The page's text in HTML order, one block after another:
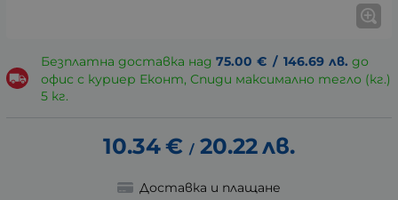
Безплатна доставка над 75.00 € / 146.69 лв. до
офис с куриер Еконт, Спиди максимално тегло (кг.)
5 кг.
10.34€ / 20.22лв.
Доставка и плащане